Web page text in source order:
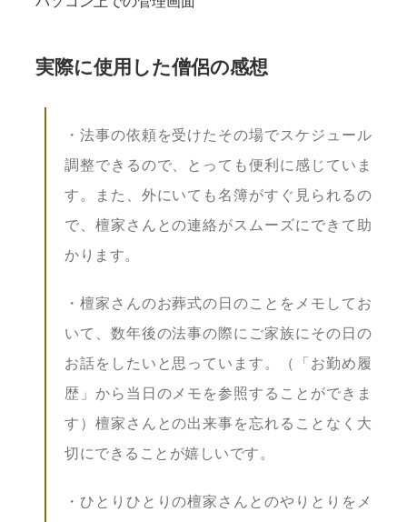
実際に使用した僧侶の感想
・法事の依頼を受けたその場でスケジュール
調整できるので、とっても便利に感じていま
す。また、外にいても名簿がすぐ見られるの
で、檀家さんとの連絡がスムーズにできて助
かります。
・檀家さんのお葬式の日のことをメモしてお
いて、数年後の法事の際にご家族にその日の
お話をしたいと思っています。（「お勤め履
歴」から当日のメモを参照することができま
す）檀家さんとの出来事を忘れることなく大
切にできることが嬉しいです。
・ひとりひとりの檀家さんとのやりとりをメ